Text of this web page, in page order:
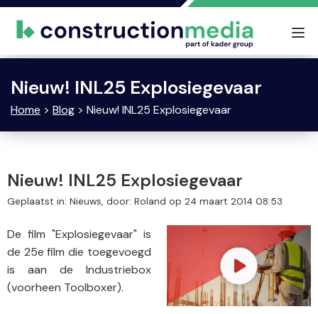
Nieuw! INL25 Explosiegevaar
Home > Blog > Nieuw! INL25 Explosiegevaar
Nieuw! INL25 Explosiegevaar
Geplaatst in: Nieuws, door: Roland op 24 maart 2014 08:53
De film "Explosiegevaar" is
de 25e film die toegevoegd
is aan de Industriebox
(voorheen Toolboxer).